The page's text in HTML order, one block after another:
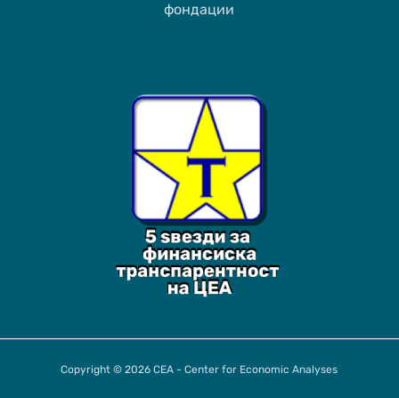
фондации
Copyright © 2026 CEA - Center for Economic Analyses